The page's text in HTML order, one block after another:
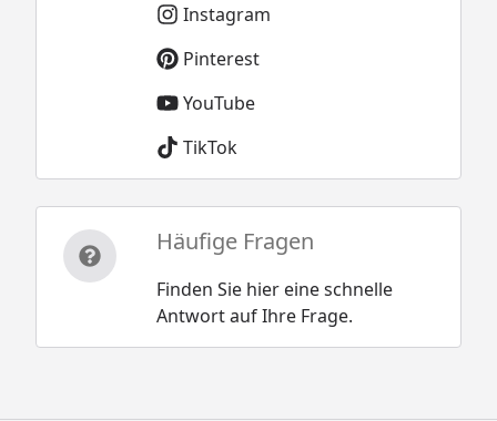
Instagram
Pinterest
YouTube
TikTok
Häufige Fragen
Finden Sie hier eine schnelle
Antwort auf Ihre Frage.